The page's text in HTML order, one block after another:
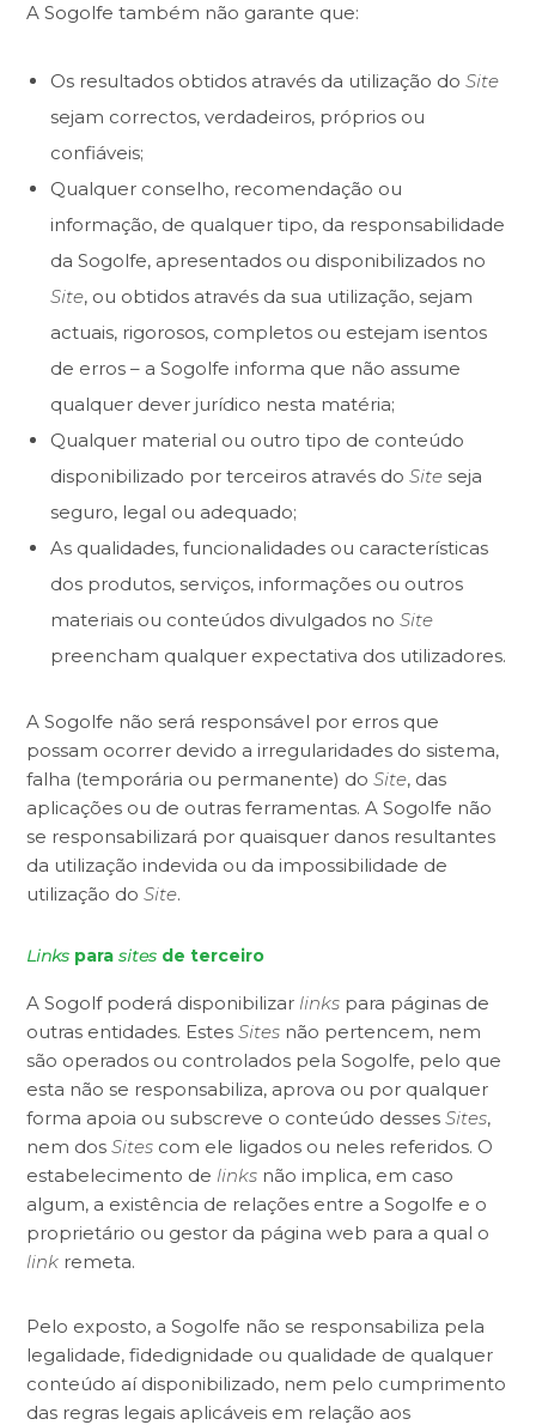
A Sogolfe também não garante que:
Os resultados obtidos através da utilização doSite
sejam correctos, verdadeiros, próprios ou
confiáveis;
Qualquer conselho, recomendação ou
informação, de qualquer tipo, da responsabilidade
da Sogolfe, apresentados ou disponibilizados no
Site, ou obtidos através da sua utilização, sejam
actuais, rigorosos, completos ou estejam isentos
de erros – a Sogolfe informa que não assume
qualquer dever jurídico nesta matéria;
Qualquer material ou outro tipo de conteúdo
disponibilizado por terceiros através doSite seja
seguro, legal ou adequado;
As qualidades, funcionalidades ou características
dos produtos, serviços, informações ou outros
materiais ou conteúdos divulgados noSite
preencham qualquer expectativa dos utilizadores.
A Sogolfe não será responsável por erros que
possam ocorrer devido a irregularidades do sistema,
falha (temporária ou permanente) doSite, das
aplicações ou de outras ferramentas. A Sogolfe não
se responsabilizará por quaisquer danos resultantes
da utilização indevida ou da impossibilidade de
utilização doSite.
Links para sites de terceiro
A Sogolf poderá disponibilizar links para páginas de
outras entidades. EstesSites não pertencem, nem
são operados ou controlados pela Sogolfe, pelo que
esta não se responsabiliza, aprova ou por qualquer
forma apoia ou subscreve o conteúdo dessesSites,
nem dosSites com ele ligados ou neles referidos. O
estabelecimento de links não implica, em caso
algum, a existência de relações entre a Sogolfe e o
proprietário ou gestor da página web para a qual o
link remeta.
Pelo exposto, a Sogolfe não se responsabiliza pela
legalidade, fidedignidade ou qualidade de qualquer
conteúdo aí disponibilizado, nem pelo cumprimento
das regras legais aplicáveis em relação aos